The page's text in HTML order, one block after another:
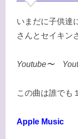
いまだに子供達
さんとセイキン
Youtube〜
この曲は誰でも
Apple Music